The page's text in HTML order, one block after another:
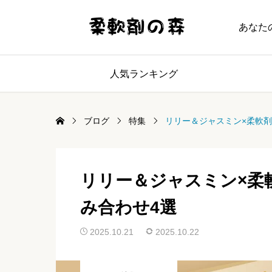
あなた
人気ランキング
ブログ 特集 リリー＆ジャスミン×柔軟
リリー＆ジャスミン×
み合わせ4選
2025.10.21 2025.10.22